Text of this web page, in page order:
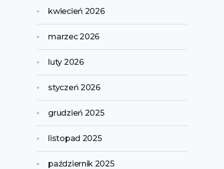
kwiecień 2026
marzec 2026
luty 2026
styczeń 2026
grudzień 2025
listopad 2025
październik 2025